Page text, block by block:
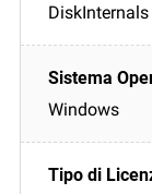
DiskInternals
Windows